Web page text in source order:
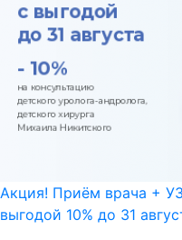
Акция! Приём врача +
выгодой 10% до 31